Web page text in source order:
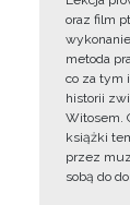
oraz film
metoda
co za tym
historii
Witosem.
książki
przez
sobą do